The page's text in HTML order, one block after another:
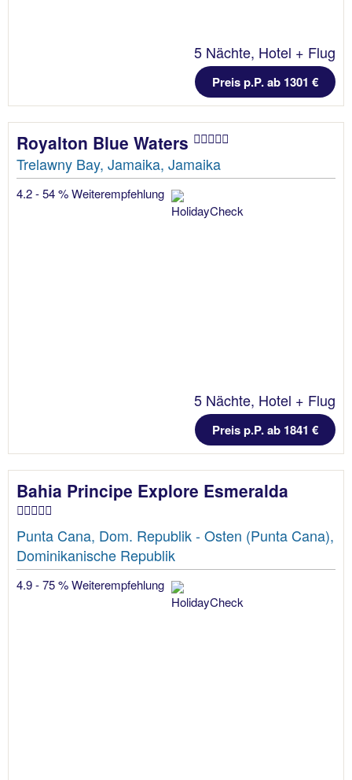
5 Nächte, Hotel + Flug
Preis p.P. ab 1301 €
Royalton Blue Waters
Trelawny Bay, Jamaika, Jamaika
4.2 - 54 % Weiterempfehlung
5 Nächte, Hotel + Flug
Preis p.P. ab 1841 €
Bahia Principe Explore Esmeralda
Punta Cana, Dom. Republik - Osten (Punta Cana),
Dominikanische Republik
4.9 - 75 % Weiterempfehlung